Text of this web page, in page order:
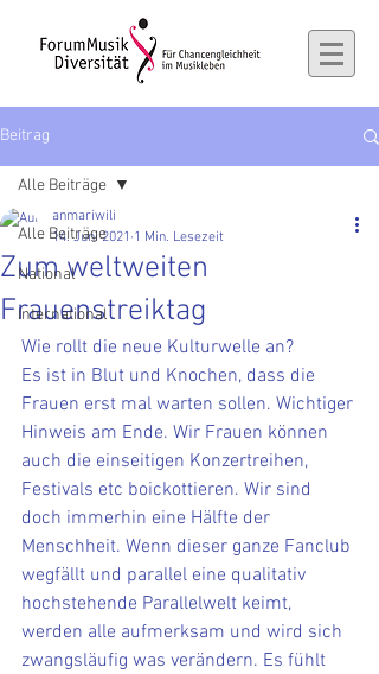
Beitrag
Alle Beiträge
National
International
Alle Beiträge
Zum weltweiten
Frauenstreiktag
anmariwili
14. Juni 2021 1 Min. Lesezeit
Wie rollt die neue Kulturwelle an?
Es ist in Blut und Knochen, dass die
Frauen erst mal warten sollen. Wichtiger
Hinweis am Ende. Wir Frauen können
auch die einseitigen Konzertreihen,
Festivals etc boickottieren. Wir sind
doch immerhin eine Hälfte der
Menschheit. Wenn dieser ganze Fanclub
wegfällt und parallel eine qualitativ
hochstehende Parallelwelt keimt,
werden alle aufmerksam und wird sich
zwangsläufig was verändern. Es fühlt